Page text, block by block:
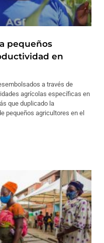
pequeños
en
a través de
agrícolas específicas en
que duplicado la
pequeños agricultores en el